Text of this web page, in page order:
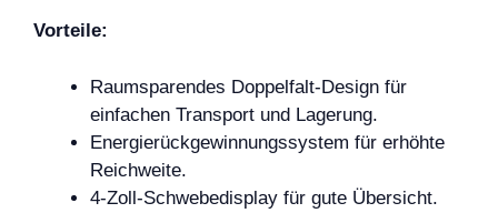
Vorteile:
Raumsparendes Doppelfalt-Design für
einfachen Transport und Lagerung.
Energierückgewinnungssystem für erhöhte
Reichweite.
4-Zoll-Schwebedisplay für gute Übersicht.